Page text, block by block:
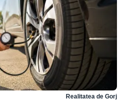
Realitatea de Gorj